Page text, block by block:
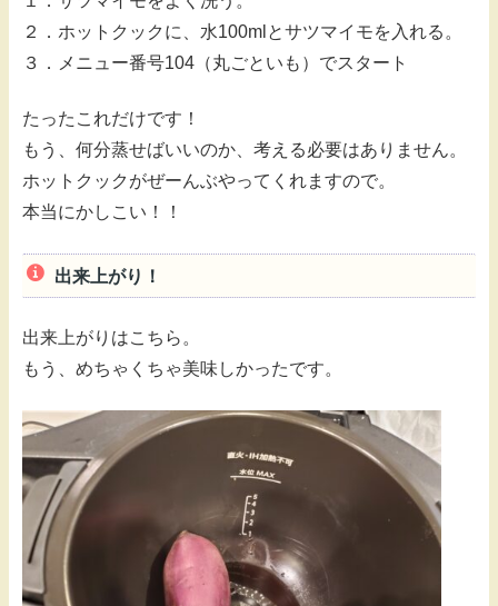
２．ホットクックに、水100mlとサツマイモを入れる。
３．メニュー番号104（丸ごといも）でスタート
たったこれだけです！
もう、何分蒸せばいいのか、考える必要はありません。
ホットクックがぜーんぶやってくれますので。
本当にかしこい！！
出来上がり！
出来上がりはこちら。
もう、めちゃくちゃ美味しかったです。